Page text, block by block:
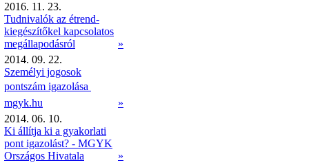
2016. 11. 23.
Tudnivalók az étrend-
kiegészítőkel kapcsolatos
megállapodásról
»
2014. 09. 22.
Személyi jogosok
pontszám igazolása 
mgyk.hu
»
2014. 06. 10.
Ki állítja ki a gyakorlati
pont igazolást? - MGYK
Országos Hivatala
»